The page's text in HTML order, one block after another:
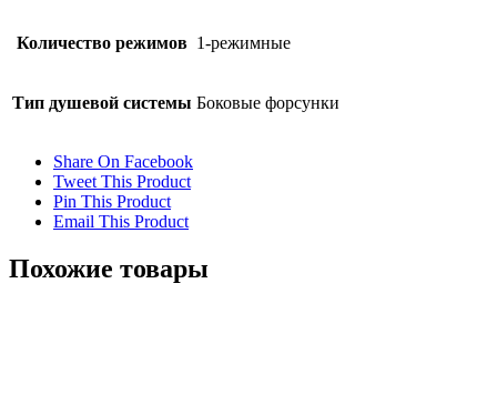
Количество режимов 1-режимные
Тип душевой системы Боковые форсунки
Share On Facebook
Tweet This Product
Pin This Product
Email This Product
Похожие товары